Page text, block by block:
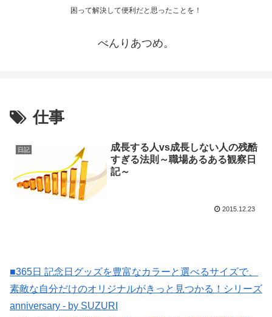
困って解決して便利だと思ったことを！
べんりあつめ。
仕事
日記
成長する人vs成長しない人の残酷
すぎる法則～職場あるある観察日
記～
2015.12.23
■365日 記念日グッズを豊富なカラーと選べるサイズで、
素敵な自分だけのオリジナルがきっと見つかる！シリーズ
anniversary - by SUZURI